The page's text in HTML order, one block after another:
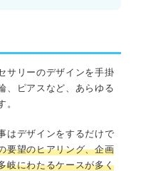
サリーのデザインを手掛
、ピアスなど、あらゆる
。
はデザインをするだけで
要望のヒアリング、企画
岐にわたるケースが多く